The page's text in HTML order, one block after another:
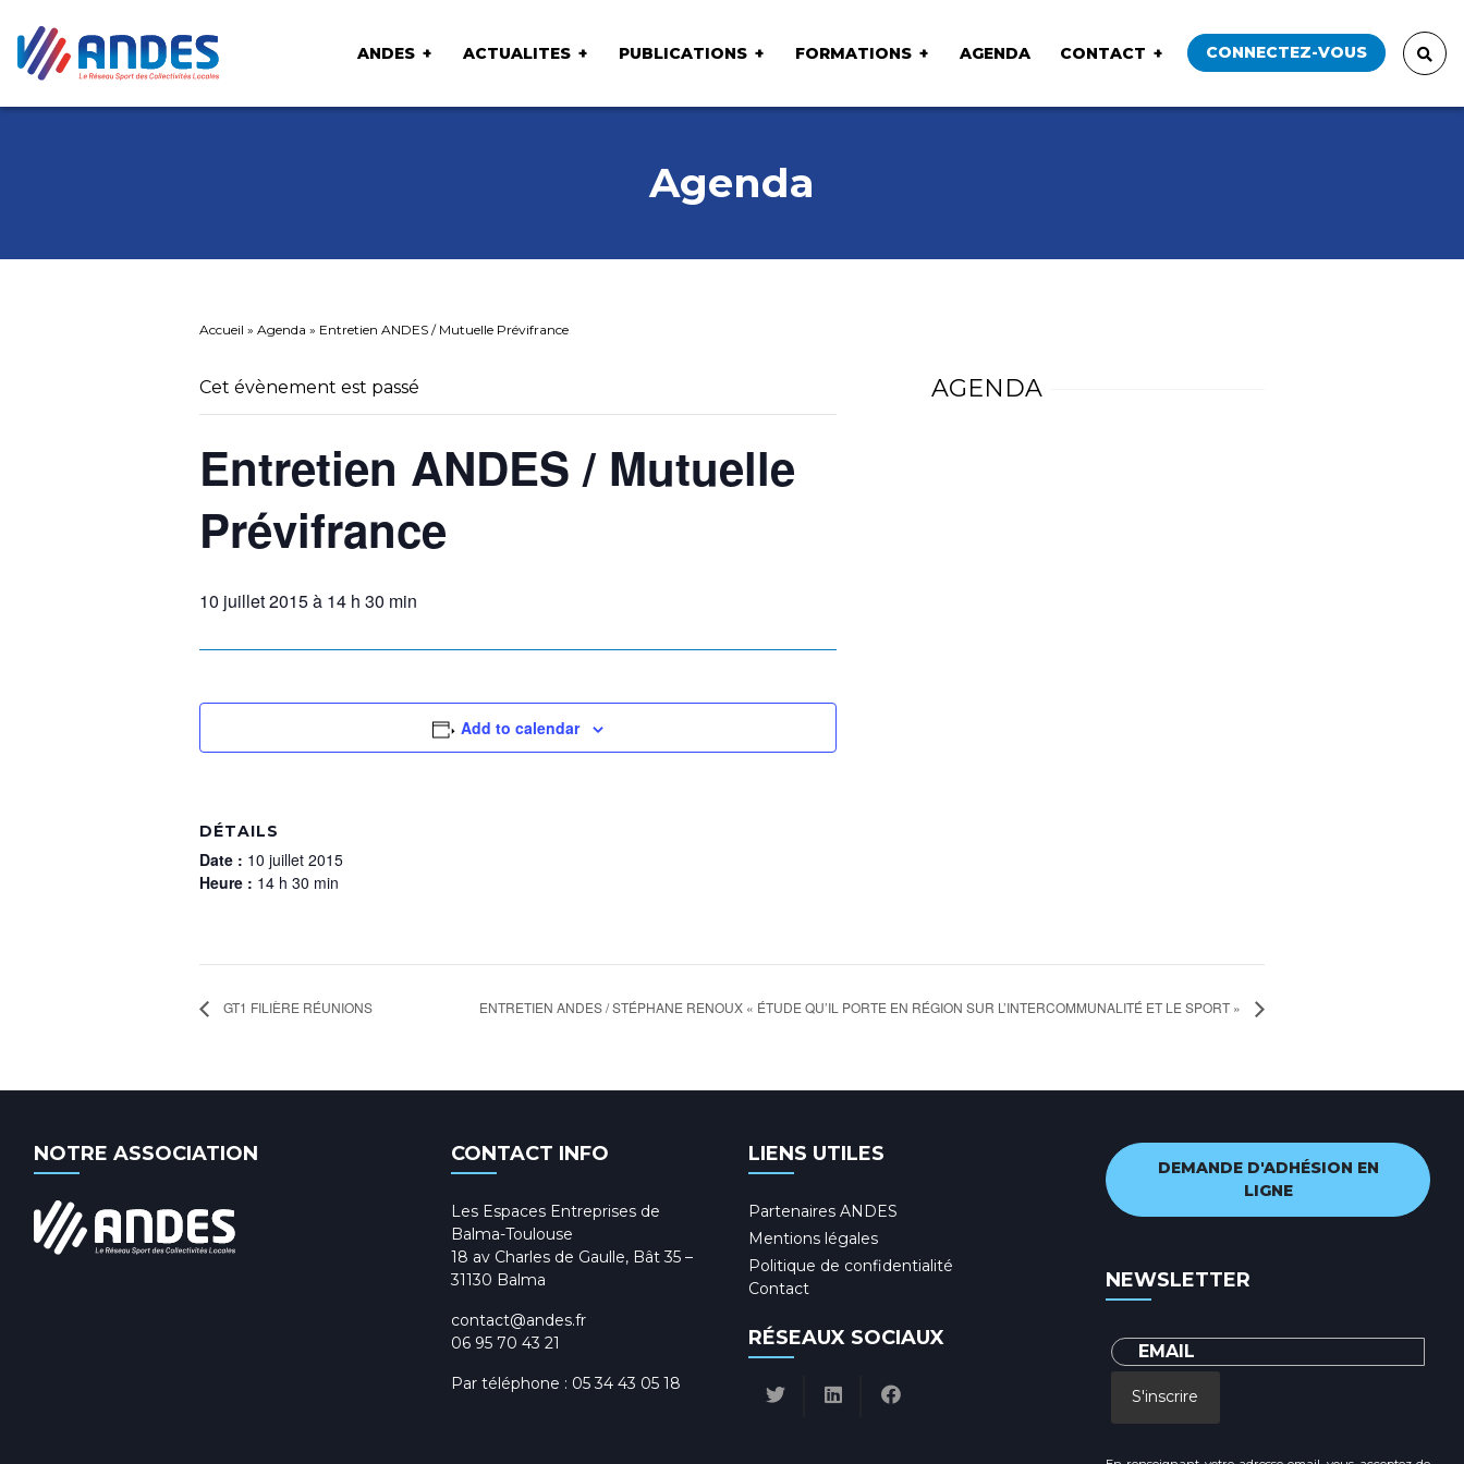
ANDES ACTUALITES PUBLICATIONS FORMATIONS AGENDA CONTACT CONNECTEZ-VOUS
Agenda
Accueil » Agenda » Entretien ANDES / Mutuelle Prévifrance
Cet évènement est passé
Entretien ANDES / Mutuelle
Prévifrance
10 juillet 2015 à 14 h 30 min
Add to calendar
DÉTAILS
Date : 10 juillet 2015
Heure : 14 h 30 min
AGENDA
GT1 FILIÈRE RÉUNIONS ENTRETIEN ANDES / STÉPHANE RENOUX « ÉTUDE QU’IL PORTE EN RÉGION SUR L’INTERCOMMUNALITÉ ET LE SPORT »
NOTRE ASSOCIATION CONTACT INFO
Les Espaces Entreprises de
Balma-Toulouse
18 av Charles de Gaulle, Bât 35 –
31130 Balma
contact@andes.fr
06 95 70 43 21
Par téléphone : 05 34 43 05 18
LIENS UTILES
Partenaires ANDES
Mentions légales
Politique de confidentialité
Contact
RÉSEAUX SOCIAUX
DEMANDE D'ADHÉSION EN
LIGNE
NEWSLETTER
S'inscrire